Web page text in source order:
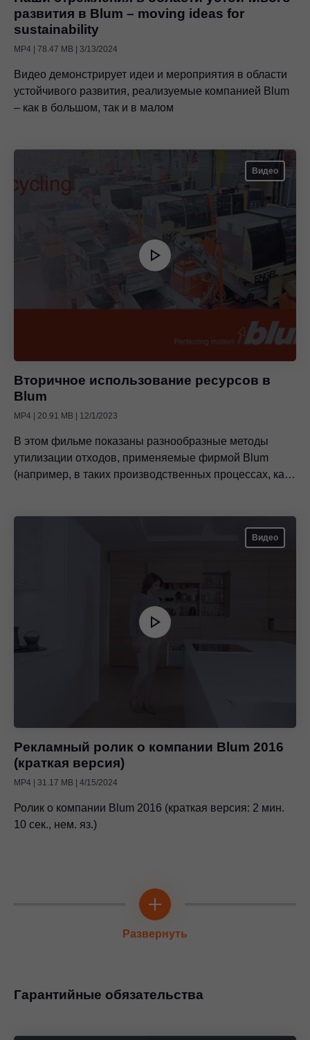
развития в Blum – moving ideas for
sustainability
MP4 | 78.47 MB | 3/13/2024
Видео демонстрирует идеи и мероприятия в области
устойчивого развития, реализуемые компанией Blum
– как в большом, так и в малом
Видео
Вторичное использование ресурсов в
Blum
MP4 | 20.91 MB | 12/1/2023
В этом фильме показаны разнообразные методы
утилизации отходов, применяемые фирмой Blum
(например, в таких производственных процессах, как
Видео
Рекламный ролик о компании Blum 2016
(краткая версия)
MP4 | 31.17 MB | 4/15/2024
Ролик о компании Blum 2016 (краткая версия: 2 мин.
10 сек., нем. яз.)
Развернуть
Гарантийные обязательства